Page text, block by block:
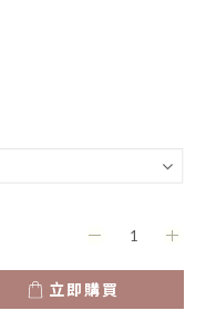
立即購買